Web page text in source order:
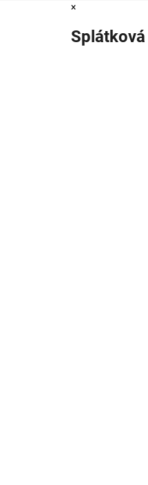
×